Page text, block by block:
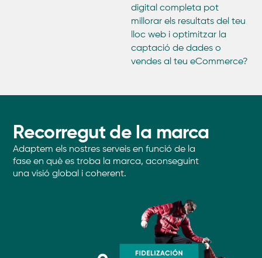
digital completa pot
millorar els resultats del teu
lloc web i optimitzar la
captació de dades o
vendes al teu eCommerce?
Recorregut de la marca
Adaptem els nostres serveis en funció de la
fase en què es troba la marca, aconseguint
una visió global i coherent.